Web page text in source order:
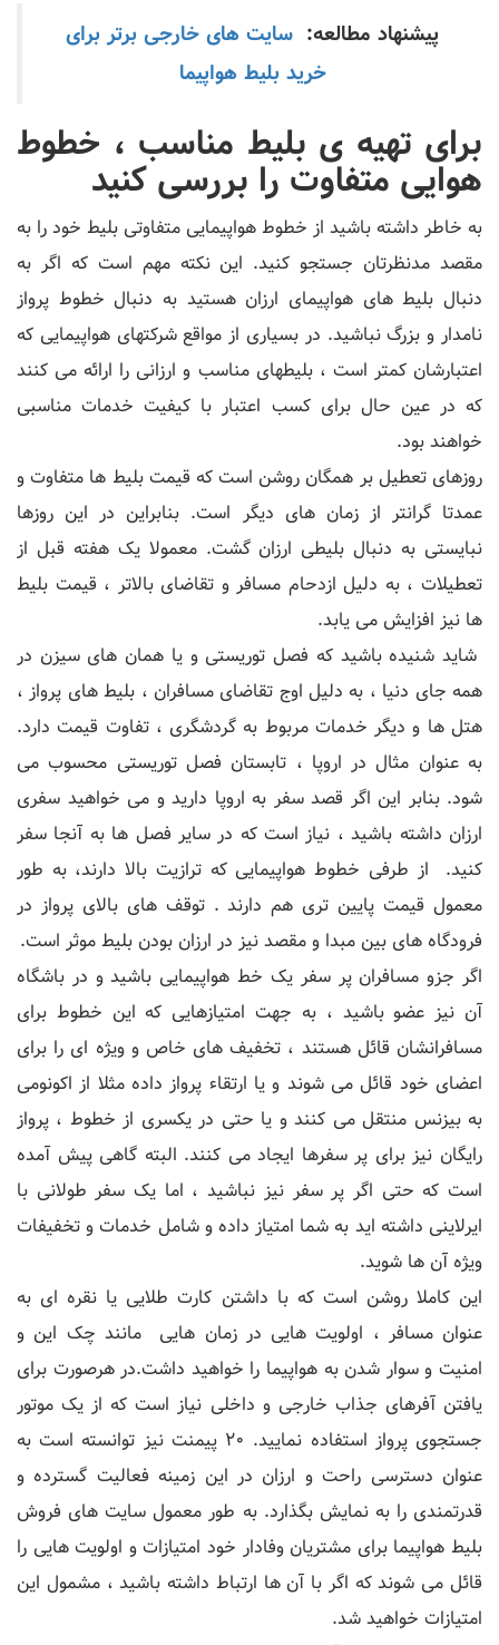
پیشنهاد مطالعه: سایت های خارجی برتر برای
خرید بلیط هواپیما
برای تهیه ی بلیط مناسب ، خطوط
هوایی متفاوت را بررسی کنید
به خاطر داشته باشید از خطوط هواپیمایی متفاوتی بلیط خود را به
مقصد مدنظرتان جستجو کنید. این نکته مهم است که اگر به
دنبال بلیط های هواپیمای ارزان هستید به دنبال خطوط پرواز
نامدار و بزرگ نباشید. در بسیاری از مواقع شرکتهای هواپیمایی که
اعتبارشان کمتر است ، بلیطهای مناسب و ارزانی را ارائه می کنند
که در عین حال برای کسب اعتبار با کیفیت خدمات مناسبی
خواهند بود.
روزهای تعطیل بر همگان روشن است که قیمت بلیط ها متفاوت و
عمدتا گرانتر از زمان های دیگر است. بنابراین در این روزها
نبایستی به دنبال بلیطی ارزان گشت. معمولا یک هفته قبل از
تعطیلات ، به دلیل ازدحام مسافر و تقاضای بالاتر ، قیمت بلیط
ها نیز افزایش می یابد.
شاید شنیده باشید که فصل توریستی و یا همان های سیزن در
همه جای دنیا ، به دلیل اوج تقاضای مسافران ، بلیط های پرواز ،
هتل ها و دیگر خدمات مربوط به گردشگری ، تفاوت قیمت دارد.
به عنوان مثال در اروپا ، تابستان فصل توریستی محسوب می
شود. بنابر این اگر قصد سفر به اروپا دارید و می خواهید سفری
ارزان داشته باشید ، نیاز است که در سایر فصل ها به آنجا سفر
کنید. از طرفی خطوط هواپیمایی که ترازیت بالا دارند، به طور
معمول قیمت پایین تری هم دارند . توقف های بالای پرواز در
فرودگاه های بین مبدا و مقصد نیز در ارزان بودن بلیط موثر است.
اگر جزو مسافران پر سفر یک خط هواپیمایی باشید و در باشگاه
آن نیز عضو باشید ، به جهت امتیازهایی که این خطوط برای
مسافرانشان قائل هستند ، تخفیف های خاص و ویژه ای را برای
اعضای خود قائل می شوند و یا ارتقاء پرواز داده مثلا از اکونومی
به بیزنس منتقل می کنند و یا حتی در یکسری از خطوط ، پرواز
رایگان نیز برای پر سفرها ایجاد می کنند. البته گاهی پیش آمده
است که حتی اگر پر سفر نیز نباشید ، اما یک سفر طولانی با
ایرلاینی داشته اید به شما امتیاز داده و شامل خدمات و تخفیفات
ویژه آن ها شوید.
این کاملا روشن است که با داشتن کارت طلایی یا نقره ای به
عنوان مسافر ، اولویت هایی در زمان هایی مانند چک این و
امنیت و سوار شدن به هواپیما را خواهید داشت.در هرصورت برای
یافتن آفرهای جذاب خارجی و داخلی نیاز است که از یک موتور
جستجوی پرواز استفاده نمایید. 20 پیمنت نیز توانسته است به
عنوان دسترسی راحت و ارزان در این زمینه فعالیت گسترده و
قدرتمندی را به نمایش بگذارد. به طور معمول سایت های فروش
بلیط هواپیما برای مشتریان وفادار خود امتیازات و اولویت هایی را
قائل می شوند که اگر با آن ها ارتباط داشته باشید ، مشمول این
امتیازات خواهید شد.